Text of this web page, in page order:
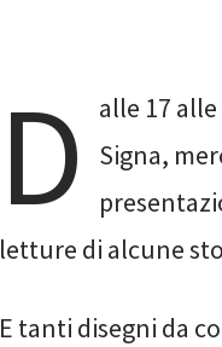
D
alle 17
Signa,
letture di alcune
E tanti disegni da